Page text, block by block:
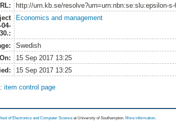
http://urn.kb.se/resolve?urn=urn:nbn:se:slu:epsilon-s-
30.:
Economics and management
Swedish
15 Sep 2017 13:25
15 Sep 2017 13:25
item control page
of Electronics and Computer Science at University of Southampton. More information.